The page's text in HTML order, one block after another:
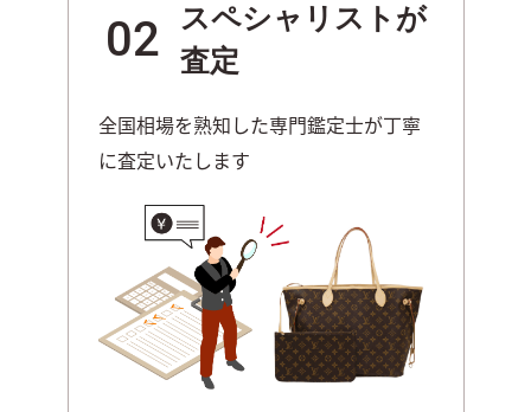
02
スペシャリストが
査定
全国相場を熟知した専門鑑定士が丁寧
に査定いたします